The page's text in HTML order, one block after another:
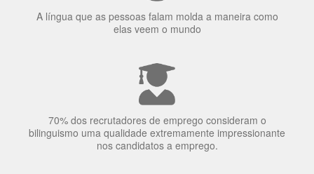
A língua que as pessoas falam molda a maneira como
elas veem o mundo